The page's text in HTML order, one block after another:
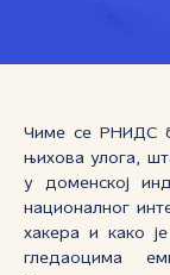
Чиме се РНИДС
њихова улога,
у доменској
националног
хакера и како
гледаоцима